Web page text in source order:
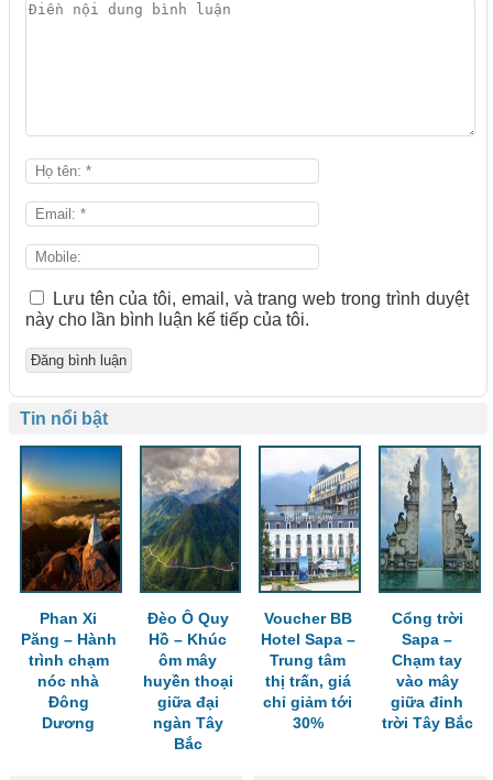
Lưu tên của tôi, email, và trang web trong trình duyệt
này cho lần bình luận kế tiếp của tôi.
Tin nổi bật
Phan Xi
Păng – Hành
trình chạm
nóc nhà
Đông
Dương
Đèo Ô Quy
Hồ – Khúc
ôm mây
huyền thoại
giữa đại
ngàn Tây
Bắc
Voucher BB
Hotel Sapa –
Trung tâm
thị trấn, giá
chỉ giảm tới
30%
Cổng trời
Sapa –
Chạm tay
vào mây
giữa đỉnh
trời Tây Bắc